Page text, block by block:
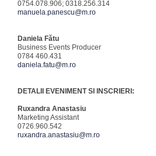
0754.078.906; 0318.256.314
manuela.panescu@m.ro
Daniela Fătu
Business Events Producer
0784 460.431
daniela.fatu@m.ro
DETALII EVENIMENT SI INSCRIERI:
Ruxandra Anastasiu
Marketing Assistant
0726.960.542
ruxandra.anastasiu@m.ro